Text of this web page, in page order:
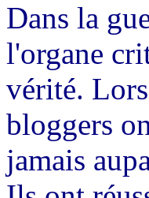
Dans la
l'organe
vérité.
bloggers
jamais